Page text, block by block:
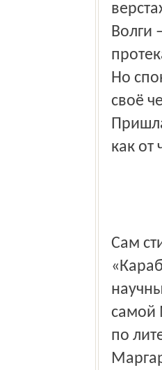
Волги
Но
своё
как от
Сам
самой
по